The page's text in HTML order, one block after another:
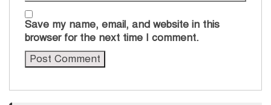
Save my name, email, and website in this
browser for the next time I comment.